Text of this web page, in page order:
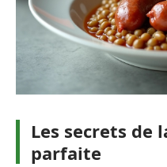
Les secrets de
parfaite